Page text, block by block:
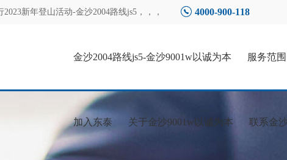
新年登山活动-金沙2004路线js5 ，，， 4000-900-118
金沙2004路线js5-金沙9001w以诚为本
服务范围
加入东泰 关于金沙9001w以诚为本 联系金